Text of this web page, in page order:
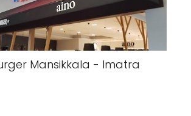
Mansikkala - Imatra